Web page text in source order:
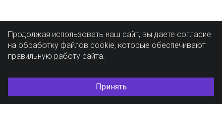
Продолжая использовать наш сайт, вы даете согласие
на обработку файлов cookie, которые обеспечивают
правильную работу сайта.
Принять